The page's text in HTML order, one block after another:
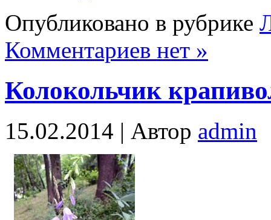
Опубликовано в рубрике
Комментариев нет »
Колокольчик
15.02.2014 | Автор admin